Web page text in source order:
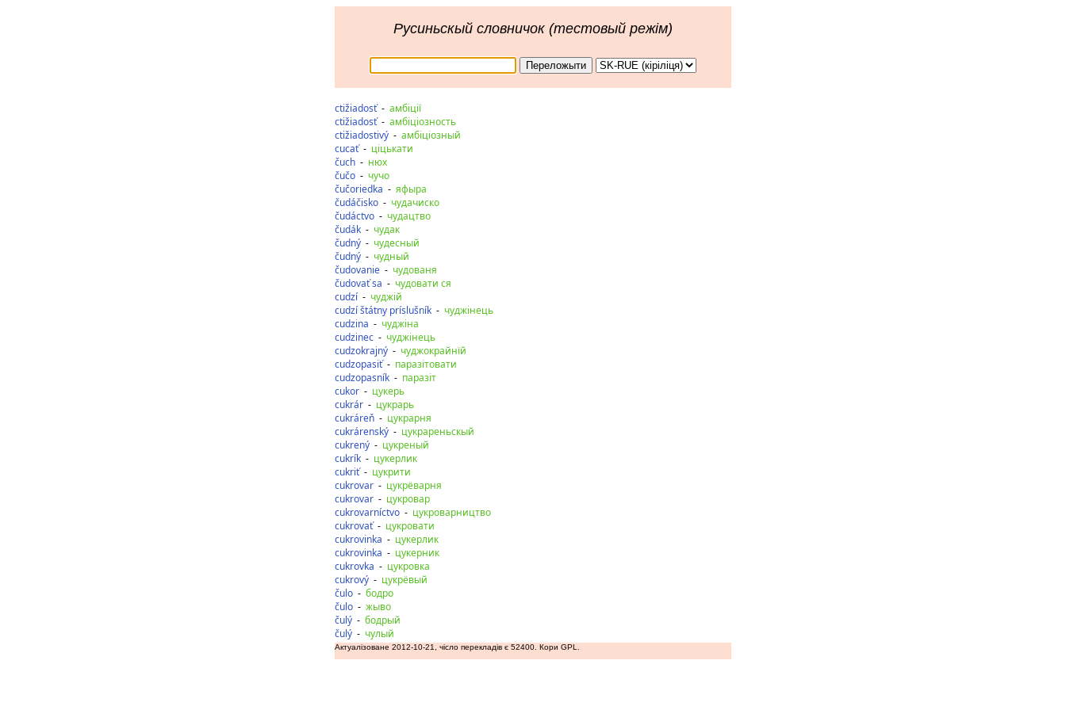
Русиньскый словничок (тестовый режім)
ctižiadosť- амбіції
ctižiadosť- амбіціозность
ctižiadostivý - амбіціозный
cucať- ціцькати
čuch - нюх
čučo - чучо
čučoriedka - яфыра
čudáčisko - чудачиско
čudáctvo - чудацтво
čudák - чудак
čudný - чудесный
čudný - чудный
čudovanie - чудованя
čudovať sa - чудовати ся
cudzí - чуджій
cudzí štátny príslušník - чуджінець
cudzina - чуджіна
cudzinec - чуджінець
cudzokrajný - чуджокрайнїй
cudzopasiť- паразітовати
cudzopasník - паразіт
cukor - цукерь
cukrár - цукрарь
cukráreň - цукрарня
cukrárenský - цукрареньскый
cukrený - цукреный
cukrík - цукерлик
cukriť- цукрити
cukrovar - цукрёварня
cukrovar - цукровар
cukrovarníctvo - цукроварництво
cukrovať- цукровати
cukrovinka - цукерлик
cukrovinka - цукерник
cukrovka - цукровка
cukrový - цукрёвый
čulo - бодро
čulo - жыво
čulý - бодрый
čulý - чулый
Актуалізоване 2012-10-21, чісло перекладів є 52400. Кори GPL.